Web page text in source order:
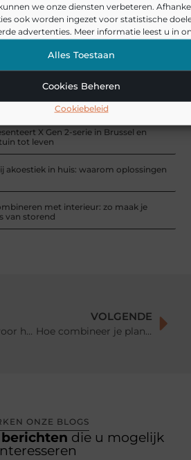
we onze diensten verbeteren.
ook worden ingezet voor statistische
advertenties. Meer informatie leest u in
Alles Toestaan
Cookies Beheren
Cookiebeleid
BERICHTEN
functionele herenkleding
vloer: welke basis past bij jouw manier
X Gen 2-serie in Brussel en
tot leven
akoestiek in huis: waarom oplossingen
met interieur: zo maak je
van storend
Praktische Tips voor het Ophangen van een Lichtsnoer Buiten en het Gebruik van een Moestuinbak
VOLGENDE
Hoe combineer je planten met je interieurstijl: van modern tot boho
ONZE BLOGS
die u mogelijk